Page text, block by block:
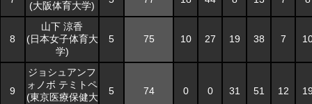
(大阪体育大学)
8
山下 涼香
(日本女子体育大
学)
5
9
ジョシュアンフ
ォノボ テミトペ
(東京医療保健大
5
(大阪体育大学)
8
山下 涼香
(日本女子体育大
学)
5 75 10 27 19 38 7
9
ジョシュアンフ
ォノボ テミトペ
(東京医療保健大
5 74 0 0 31 51 12